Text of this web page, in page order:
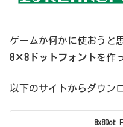
ゲームか何かに使おうと
8×8ドットフォントを作
以下のサイトからダウン
8x8Dot